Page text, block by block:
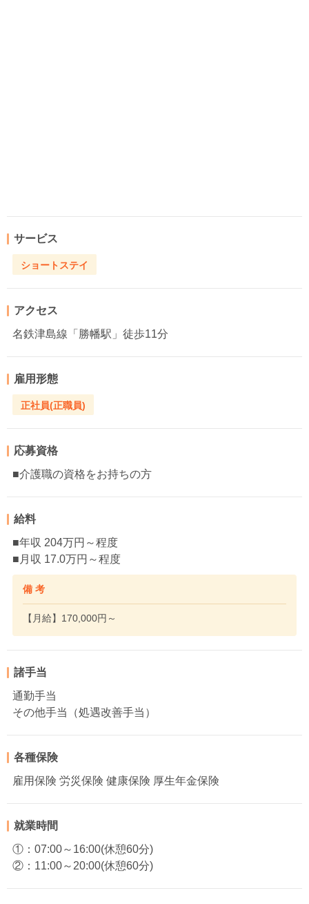
サービス
ショートステイ
アクセス
名鉄津島線「勝幡駅」徒歩11分
雇用形態
正社員(正職員)
応募資格
■介護職の資格をお持ちの方
給料
■年収 204万円～程度
■月収 17.0万円～程度
備 考
【月給】170,000円～
諸手当
通勤手当
その他手当（処遇改善手当）
各種保険
雇用保険 労災保険 健康保険 厚生年金保険
就業時間
①：07:00～16:00(休憩60分)
②：11:00～20:00(休憩60分)